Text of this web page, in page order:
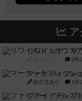
ア
リワイルド：サ
2件
マーケットフレ
紹介文あり 1件
ファイアー・ブ